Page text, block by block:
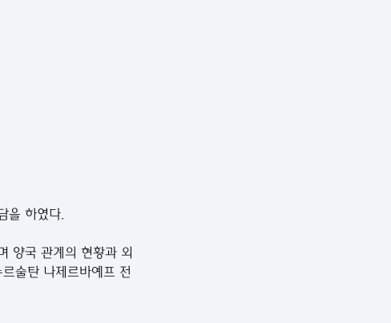
을 하였다.
술탄 나제르바예프 전